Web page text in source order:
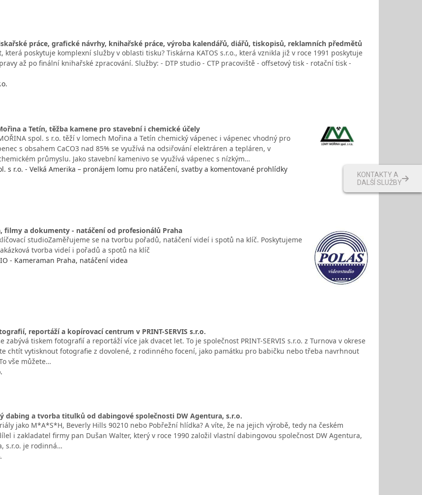
práce, grafické návrhy, knihařské práce, výroba kalendářů, diářů, tiskopisů, reklamních předmětů
která poskytuje komplexní služby v oblasti tisku? Tiskárna KATOS s.r.o., která vznikla již v roce 1991 poskytuje
až po finální knihařské zpracování. Služby: - DTP studio - CTP pracoviště - offsetový tisk - rotační tisk -
a Tetín, těžba kamene pro stavební i chemické účely
spol. s r.o. těží v lomech Mořina a Tetín chemický vápenec i vápenec vhodný pro
s obsahem CaCO3 nad 85% se využívá na odsiřování elektráren a tepláren, v
průmyslu. Jako stavební kamenivo se využívá vápenec s nízkým…
s r.o. - Velká Amerika – pronájem lomu pro natáčení, svatby a komentované prohlídky
filmy a dokumenty - natáčení od profesionálů Praha
studioZaměřujeme se na tvorbu pořadů, natáčení videí i spotů na klíč. Poskytujeme
tvorba videí i pořadů a spotů na klíč
- Kameraman Praha, natáčení videa
reportáží a kopírovací centrum v PRINT-SERVIS s.r.o.
zabývá tiskem fotografií a reportáží více jak dvacet let. To je společnost PRINT-SERVIS s.r.o. z Turnova v okrese
chtít vytisknout fotografie z dovolené, z rodinného focení, jako památku pro babičku nebo třeba navrhnout
vše můžete…
dabing a tvorba titulků od dabingové společnosti DW Agentura, s.r.o.
jako M*A*S*H, Beverly Hills 90210 nebo Pobřežní hlídka? A víte, že na jejich výrobě, tedy na českém
i zakladatel firmy pan Dušan Walter, který v roce 1990 založil vlastní dabingovou společnost DW Agentura,
s.r.o. je rodinná…
KONTAKTY A
DALŠÍ SLUŽBY